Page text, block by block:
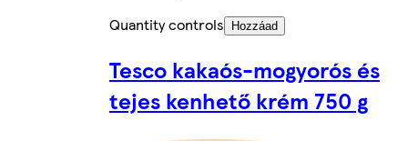
Quantity controls
Hozzáad
Tesco kakaós-mogyorós és
tejes kenhető krém 750 g